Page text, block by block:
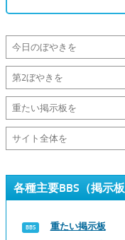
各種主要BBS（掲示板
重たい掲示板